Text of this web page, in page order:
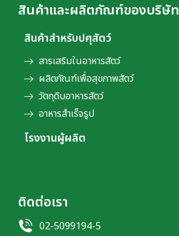
สินค้าและผลิตภัณฑ์ของบริษัท
สินค้าสำหรับปศุสัตว์
สารเสริมในอาหารสัตว์
ผลิตภัณฑ์เพื่อสุขภาพสัตว์
วัตถุดิบอาหารสัตว์
อาหารสำเร็จรูป
โรงงานผู้ผลิต
ติดต่อเรา
02-5099194-5